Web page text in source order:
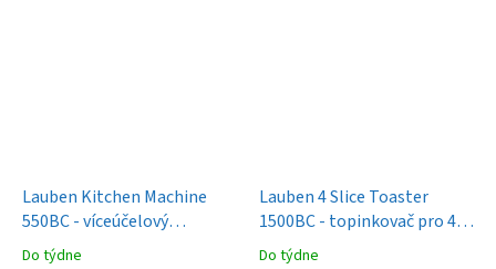
Lauben Kitchen Machine
550BC - víceúčelový
kuchyňský robot
Do týdne
Lauben 4 Slice Toaster
1500BC - topinkovač pro 4
ks pečiva
Do týdne